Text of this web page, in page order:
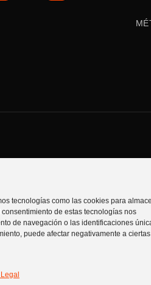
tecnologías como las cookies para
de estas tecnologías nos
de navegación o las identificaciones
puede afectar negativamente a ciertas
Envíos metodos de pago y devoluciones